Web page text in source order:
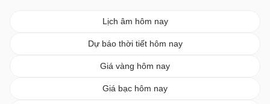
Lịch âm hôm nay
Dự báo thời tiết hôm nay
Giá vàng hôm nay
Giá bạc hôm nay